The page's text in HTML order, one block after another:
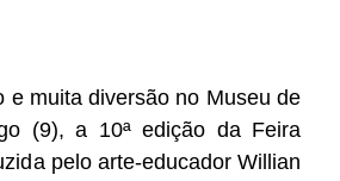
e muita diversão no Museu de
(9), a 10ª edição da Feira
pelo arte-educador Willian